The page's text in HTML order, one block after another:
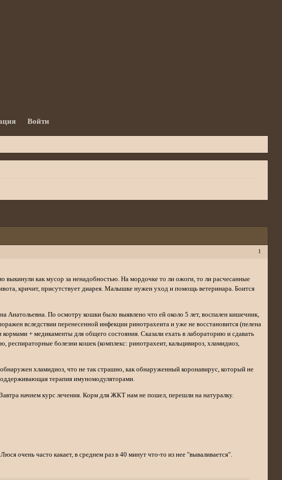
Войти
1
выкинули как мусор за ненадобностью. На мордочке то ли ожоги, то ли расчесанные
кричит, присутствует диарея. Малышке нужен уход и помощь ветеринара. Боится
По осмотру кошки было выявлено что ей около 5 лет, воспален кишечник,
вследствии перенесенной инфекции ринотрахеита и уже не восстановится (пелена
+ медикаменты для общего состояния. Сказали ехать в лабораторию и сдавать
респираторные болезни кошек (комплекс: ринотрахеит, кальцивироз, хламидиоз,
хламидиоз, что не так страшно, как обнаруженный коронавирус, который не
терапия имуномодуляторами.
начнем курс лечения. Корм для ЖКТ нам не пошел, перешли на натуралку.
очень часто какает, в среднем раз в 40 минут что-то из нее "вываливается".